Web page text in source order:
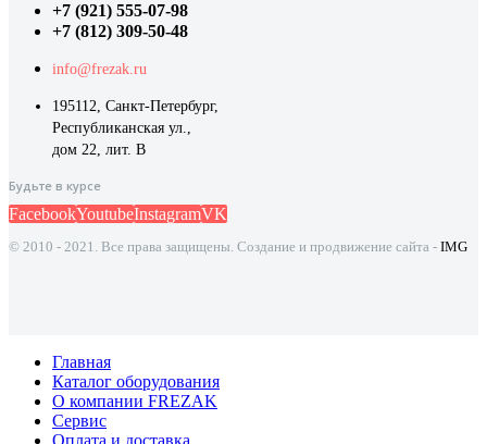
+7 (921) 555-07-98
+7 (812) 309-50-48
info@frezak.ru
195112, Санкт-Петербург,
Республиканская ул.,
дом 22, лит. В
Будьте в курсе
FacebookYoutubeInstagramVK
© 2010 - 2021. Все права защищены. Создание и продвижение сайта - IMG
Главная
Каталог оборудования
О компании FREZAK
Сервис